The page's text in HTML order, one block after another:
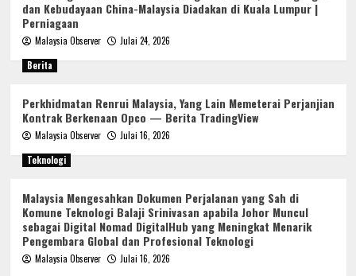
dan Kebudayaan China-Malaysia Diadakan di Kuala Lumpur |
Perniagaan
Malaysia Observer
Julai 24, 2026
Berita
Perkhidmatan Renrui Malaysia, Yang Lain Memeterai Perjanjian
Kontrak Berkenaan Opco — Berita TradingView
Malaysia Observer
Julai 16, 2026
Teknologi
Malaysia Mengesahkan Dokumen Perjalanan yang Sah di
Komune Teknologi Balaji Srinivasan apabila Johor Muncul
sebagai Digital Nomad DigitalHub yang Meningkat Menarik
Pengembara Global dan Profesional Teknologi
Malaysia Observer
Julai 16, 2026